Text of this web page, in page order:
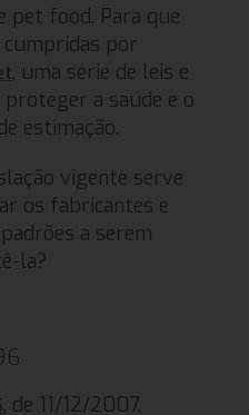
pet food. Para que
cumpridas por
, uma série de leis e
a saúde e o
estimação.
vigente serve
os fabricantes e
a serem
la?
, de 11/12/2007,